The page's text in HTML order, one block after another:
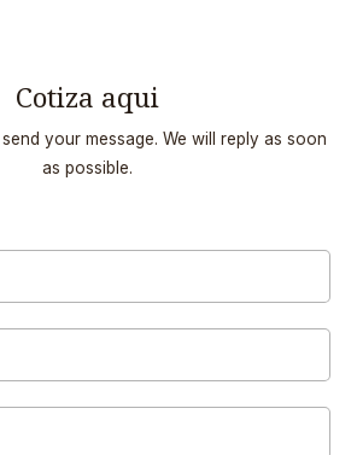
Cotiza aqui
your message. We will reply as soon
as possible.